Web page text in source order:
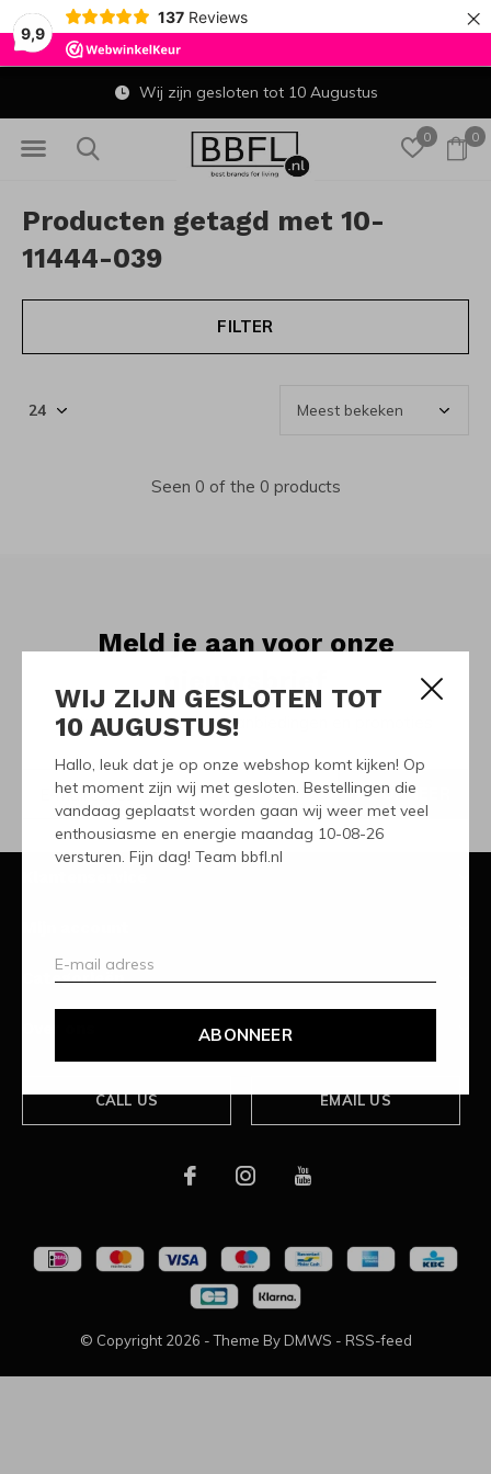
9,9
137 Reviews ×
WIJ ZIJN GESLOTEN TOT
10 AUGUSTUS!
Hallo, leuk dat je op onze webshop komt kijken! Op
het moment zijn wij met gesloten. Bestellingen die
vandaag geplaatst worden gaan wij weer met veel
enthousiasme en energie maandag 10-08-26
versturen. Fijn dag! Team bbfl.nl
ABONNEER
0 0
Wij zijn gesloten tot 10 Augustus
Producten getagd met 10-
11444-039
FILTER
Seen 0 of the 0 products
Meld je aan voor onze
Ontvang de nieuwste aanbiedingen en promoties
ABONNEER
Categorieën
CALL US EMAIL US
© Copyright 2026 - Theme By DMWS - RSS-feed